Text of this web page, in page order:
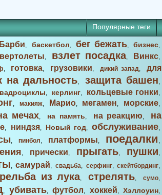
Популярные теги
Барби, баскетбол, бег бежать,бизнес,
вертолеты, взлет посадка, Винкс,
, готовка, грузовики,дикий запад,для
на дальность, защита башен,
, керлинг, кольцевые гонки,
, макияж, Марио, мегамен, морские,
мечах, на память, на реакцию, на
, ниндзя, Новый год, обслуживание,
,пинбол, платформы, поедалки ,
, прически, прыгать, пушки,
,самурай, свадьба, серфинг,скейтбординг,
из лука,стрелять, сумо,
, убивать,футбол, хоккей,Хэллоуин,